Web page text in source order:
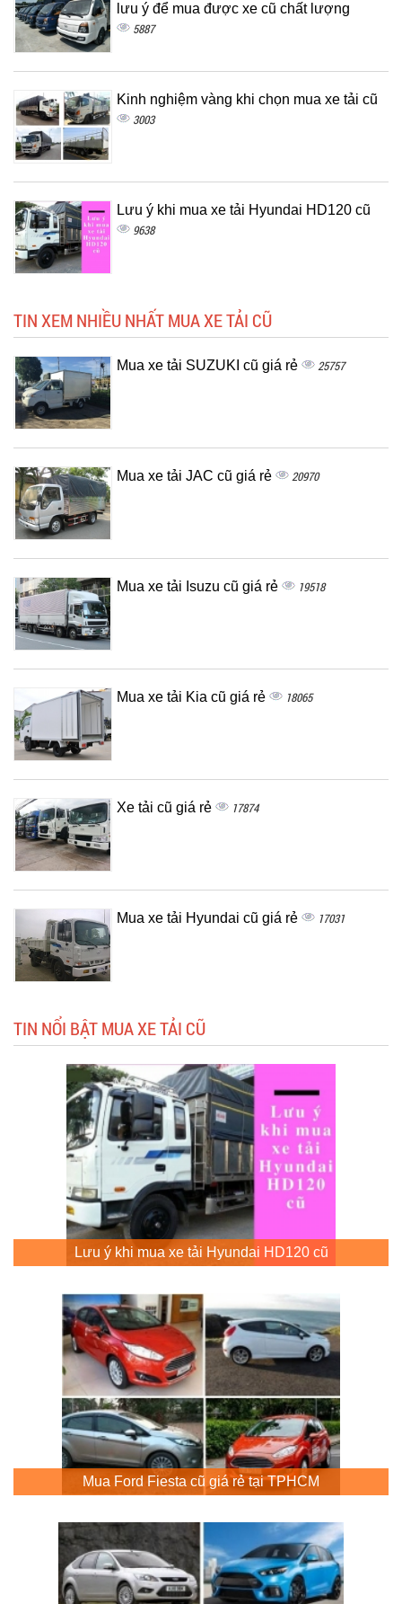
lưu ý để mua được xe cũ chất lượng
5887
Kinh nghiệm vàng khi chọn mua xe tải cũ
3003
Lưu ý khi mua xe tải Hyundai HD120 cũ
9638
TIN XEM NHIỀU NHẤT MUA XE TẢI CŨ
Mua xe tải SUZUKI cũ giá rẻ 25757
Mua xe tải JAC cũ giá rẻ 20970
Mua xe tải Isuzu cũ giá rẻ 19518
Mua xe tải Kia cũ giá rẻ 18065
Xe tải cũ giá rẻ 17874
Mua xe tải Hyundai cũ giá rẻ 17031
TIN NỔI BẬT MUA XE TẢI CŨ
Lưu ý khi mua xe tải Hyundai HD120 cũ
Mua Ford Fiesta cũ giá rẻ tại TPHCM